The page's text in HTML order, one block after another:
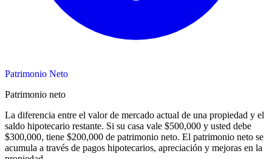
Patrimonio Neto
Patrimonio neto
La diferencia entre el valor de mercado actual de una propiedad y el
saldo hipotecario restante. Si su casa vale $500,000 y usted debe
$300,000, tiene $200,000 de patrimonio neto. El patrimonio neto se
acumula a través de pagos hipotecarios, apreciación y mejoras en la